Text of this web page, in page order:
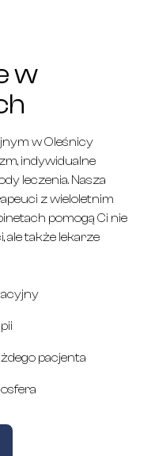
w
w Oleśnicy
indywidualne
leczenia. Nasza
z wieloletnim
pomogą Ci nie
ale także lekarze
pacjenta